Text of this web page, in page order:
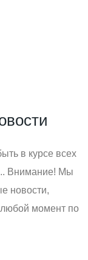
в курсе всех
Внимание! Мы
новости,
момент по